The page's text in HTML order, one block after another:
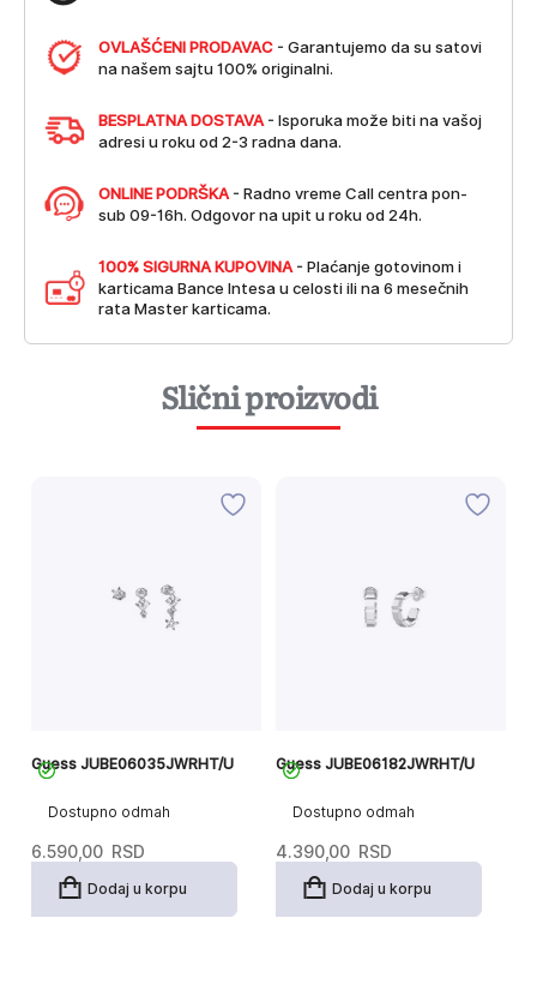
OVLAŠĆENI PRODAVAC - Garantujemo da su satovi
na našem sajtu 100% originalni.
BESPLATNA DOSTAVA - Isporuka može biti na vašoj
adresi u roku od 2-3 radna dana.
ONLINE PODRŠKA - Radno vreme Call centra pon-
sub 09-16h. Odgovor na upit u roku od 24h.
100% SIGURNA KUPOVINA - Plaćanje gotovinom i
karticama Bance Intesa u celosti ili na 6 mesečnih
rata Master karticama.
Slični proizvodi
Dostupno odmah
Guess JUBE06035JWRHT/U
6.590,00 RSD
Dodaj u korpu
Dostupno odmah
Guess JUBE06182JWRHT/U
4.390,00 RSD
Dodaj u korpu